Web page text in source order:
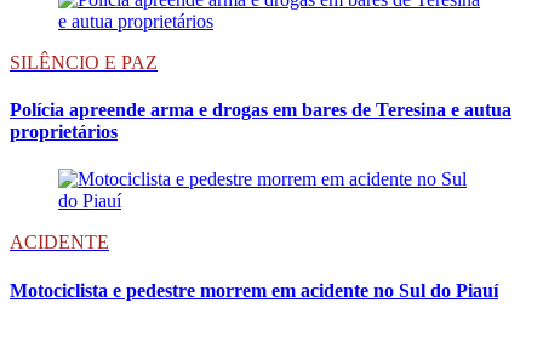
SILÊNCIO E PAZ
Polícia apreende arma e drogas em bares de Teresina e autua
proprietários
ACIDENTE
Motociclista e pedestre morrem em acidente no Sul do Piauí